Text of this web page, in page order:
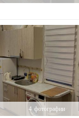
фотографии
4